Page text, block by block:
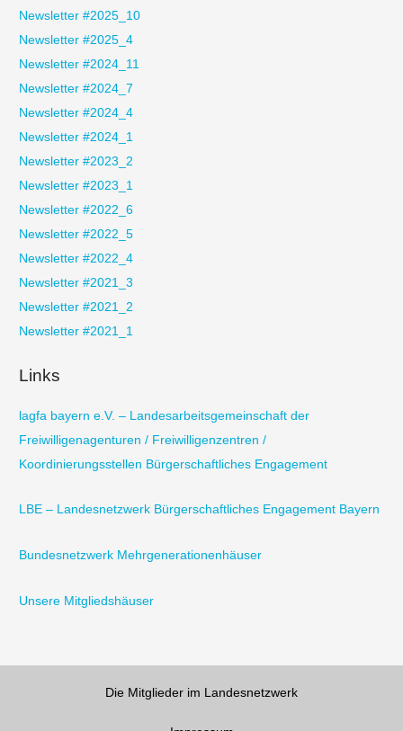
Newsletter #2025_10
Newsletter #2025_4
Newsletter #2024_11
Newsletter #2024_7
Newsletter #2024_4
Newsletter #2024_1
Newsletter #2023_2
Newsletter #2023_1
Newsletter #2022_6
Newsletter #2022_5
Newsletter #2022_4
Newsletter #2021_3
Newsletter #2021_2
Newsletter #2021_1
Links
lagfa bayern e.V. – Landesarbeitsgemeinschaft der
Freiwilligenagenturen / Freiwilligenzentren /
Koordinierungsstellen Bürgerschaftliches Engagement
LBE – Landesnetzwerk Bürgerschaftliches Engagement Bayern
Bundesnetzwerk Mehrgenerationenhäuser
Unsere Mitgliedshäuser
Die Mitglieder im Landesnetzwerk